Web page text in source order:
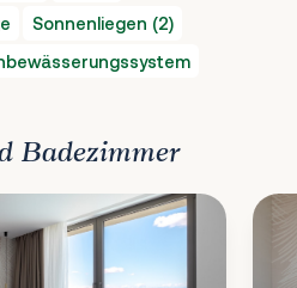
Sonnenliegen (2)
Badezimmer